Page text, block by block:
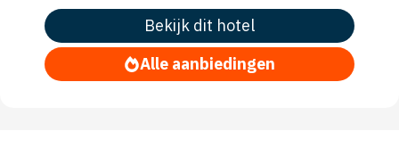
Bekijk dit hotel
Alle aanbiedingen